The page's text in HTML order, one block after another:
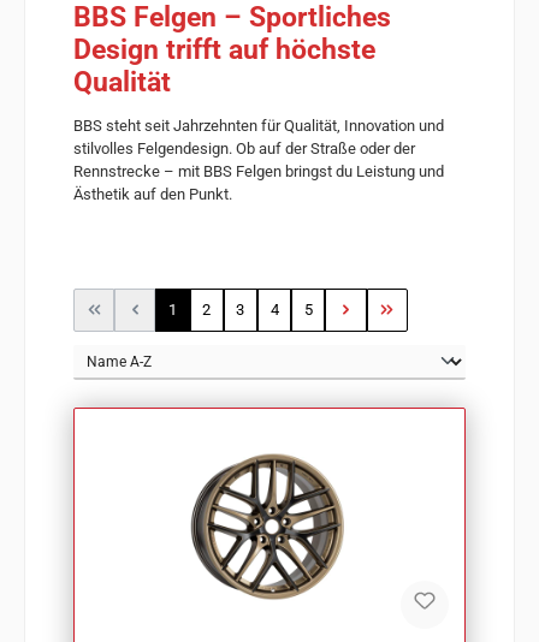
BBS Felgen – Sportliches
Design trifft auf höchste
Qualität
BBS steht seit Jahrzehnten für Qualität, Innovation und
stilvolles Felgendesign. Ob auf der Straße oder der
Rennstrecke – mit BBS Felgen bringst du Leistung und
Ästhetik auf den Punkt.
Seite
1 Seite
2 Seite
3 Seite
4 Seite
5